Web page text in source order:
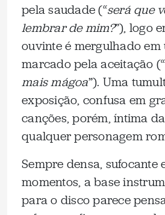
pela saudade (“será que
lembrar de mim?”), logo
ouvinte é mergulhado em
marcado pela aceitação (“
mais mágoa”). Uma
exposição, confusa em
canções, porém, íntima
qualquer personagem
Sempre densa, sufocante
momentos, a base
para o disco parece